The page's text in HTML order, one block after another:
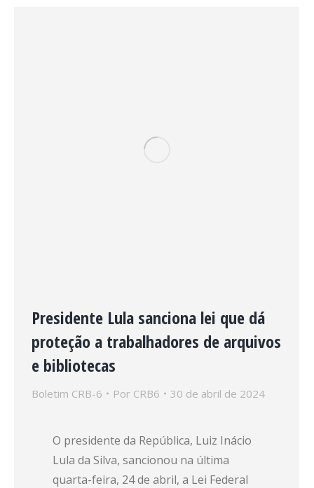
Presidente Lula sanciona lei que dá
proteção a trabalhadores de arquivos
e bibliotecas
Boletim CRB-6 Por CRB6 30 de abril de 2024
O presidente da República, Luiz Inácio
Lula da Silva, sancionou na última
quarta-feira, 24 de abril, a Lei Federal